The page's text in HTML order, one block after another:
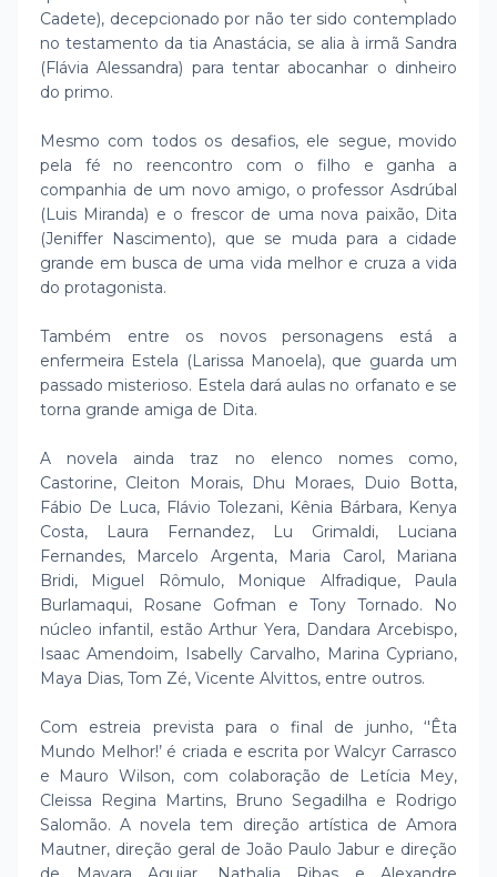
Cadete), decepcionado por não ter sido contemplado
no testamento da tia Anastácia, se alia à irmã Sandra
(Flávia Alessandra) para tentar abocanhar o dinheiro
do primo.
Mesmo com todos os desafios, ele segue, movido
pela fé no reencontro com o filho e ganha a
companhia de um novo amigo, o professor Asdrúbal
(Luis Miranda) e o frescor de uma nova paixão, Dita
(Jeniffer Nascimento), que se muda para a cidade
grande em busca de uma vida melhor e cruza a vida
do protagonista.
Também entre os novos personagens está a
enfermeira Estela (Larissa Manoela), que guarda um
passado misterioso. Estela dará aulas no orfanato e se
torna grande amiga de Dita.
A novela ainda traz no elenco nomes como,
Castorine, Cleiton Morais, Dhu Moraes, Duio Botta,
Fábio De Luca, Flávio Tolezani, Kênia Bárbara, Kenya
Costa, Laura Fernandez, Lu Grimaldi, Luciana
Fernandes, Marcelo Argenta, Maria Carol, Mariana
Bridi, Miguel Rômulo, Monique Alfradique, Paula
Burlamaqui, Rosane Gofman e Tony Tornado. No
núcleo infantil, estão Arthur Yera, Dandara Arcebispo,
Isaac Amendoim, Isabelly Carvalho, Marina Cypriano,
Maya Dias, Tom Zé, Vicente Alvittos, entre outros.
Com estreia prevista para o final de junho, ‘'Êta
Mundo Melhor!’ é criada e escrita por Walcyr Carrasco
e Mauro Wilson, com colaboração de Letícia Mey,
Cleissa Regina Martins, Bruno Segadilha e Rodrigo
Salomão. A novela tem direção artística de Amora
Mautner, direção geral de João Paulo Jabur e direção